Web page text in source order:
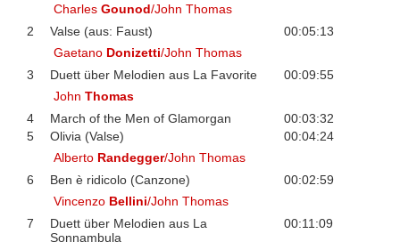
CharlesGounod/John Thomas
2
Valse (aus: Faust)
00:05:13
Gaetano Donizetti/John Thomas
3
Duett über Melodien aus La Favorite
00:09:55
JohnThomas
4
March of the Men of Glamorgan
00:03:32
5
Olivia (Valse)
00:04:24
Alberto Randegger/John Thomas
6
Ben è ridicolo (Canzone)
00:02:59
Vincenzo Bellini/John Thomas
7
Duett über Melodien aus La
Sonnambula
00:11:09